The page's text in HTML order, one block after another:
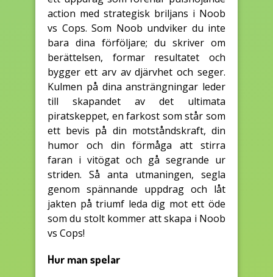
action med strategisk briljans i Noob
vs Cops. Som Noob undviker du inte
bara dina förföljare; du skriver om
berättelsen, formar resultatet och
bygger ett arv av djärvhet och seger.
Kulmen på dina ansträngningar leder
till skapandet av det ultimata
piratskeppet, en farkost som står som
ett bevis på din motståndskraft, din
humor och din förmåga att stirra
faran i vitögat och gå segrande ur
striden. Så anta utmaningen, segla
genom spännande uppdrag och låt
jakten på triumf leda dig mot ett öde
som du stolt kommer att skapa i Noob
vs Cops!
Hur man spelar